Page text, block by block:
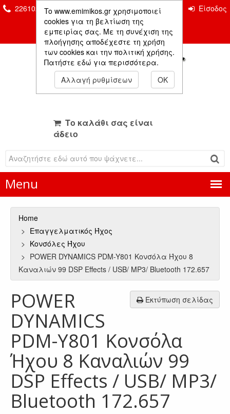
To www.emimikos.gr χρησιμοποιεί
cookies για τη βελτίωση της
εμπειρίας σας. Με τη συνέχιση της
πλοήγησης αποδέχεστε τη χρήση
των cookies και την πολιτική χρήσης.
Πατήστε εδώ για περισσότερα.
Αλλαγή ρυθμίσεων
OK
2261026435 & 2261081666 Επικοινωνία
Είσοδος
Μέλους
Το καλάθι σας είναι
άδειο
Menu
Home
Επαγγελματικός Ήχος
Κονσόλες Ήχου
POWER DYNAMICS PDM-Y801 Κονσόλα Ήχου 8
Καναλιών 99 DSP Effects / USB/ MP3/ Bluetooth 172.657
Εκτύπωση σελίδας
POWER
DYNAMICS
PDM-Y801 Κονσόλα
Ήχου 8 Καναλιών 99
DSP Effects / USB/ MP3/
Bluetooth 172.657